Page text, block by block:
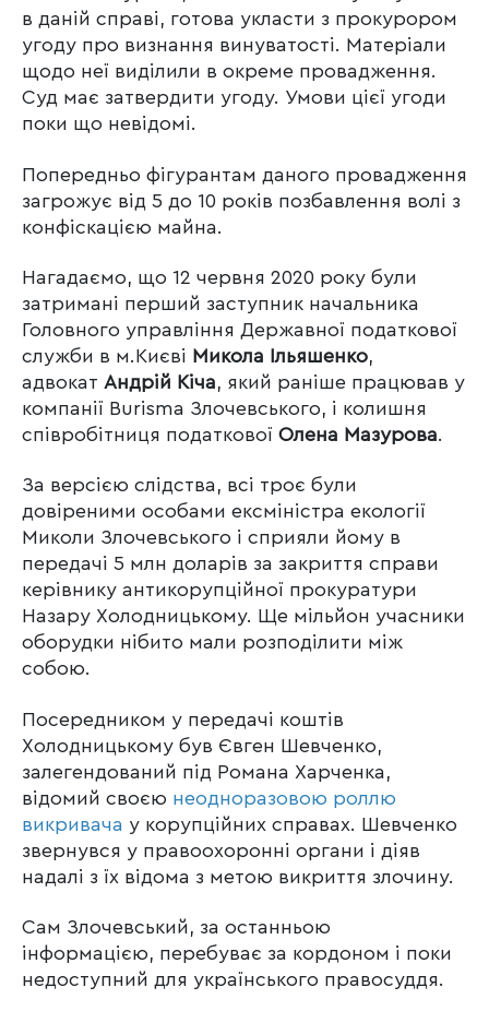
в даній справі, готова укласти з прокурором
угоду про визнання винуватості. Матеріали
щодо неї виділили в окреме провадження.
Суд має затвердити угоду. Умови цієї угоди
поки що невідомі.
Попередньо фігурантам даного провадження
загрожує від 5 до 10 років позбавлення волі з
конфіскацією майна.
Нагадаємо, що 12 червня 2020 року були
затримані перший заступник начальника
Головного управління Державної податкової
служби в м.Києві Микола Ільяшенко,
адвокат Андрій Кіча, який раніше працював у
компанії Burisma Злочевського, і колишня
співробітниця податкової Олена Мазурова.
За версією слідства, всі троє були
довіреними особами ексміністра екології
Миколи Злочевського і сприяли йому в
передачі 5 млн доларів за закриття справи
керівнику антикорупційної прокуратури
Назару Холодницькому. Ще мільйон учасники
оборудки нібито мали розподілити між
собою.
Посередником у передачі коштів
Холодницькому був Євген Шевченко,
залегендований під Романа Харченка,
відомий своєю неодноразовою роллю
викривача у корупційних справах. Шевченко
звернувся у правоохоронні органи і діяв
надалі з їх відома з метою викриття злочину.
Сам Злочевський, за останньою
інформацією, перебуває за кордоном і поки
недоступний для українського правосуддя.